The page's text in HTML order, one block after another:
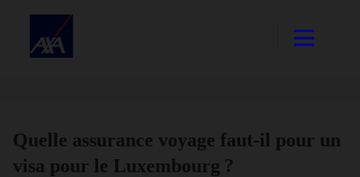
Quelle assurance voyage faut-il pour un
visa pour le Luxembourg ?